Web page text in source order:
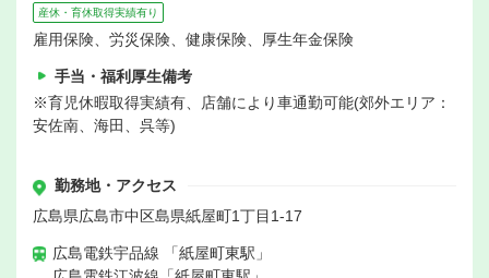
産休・育休取得実績有り
雇用保険、労災保険、健康保険、厚生年金保険
手当・福利厚生備考
※育児休暇取得実績有、店舗により車通勤可能(郊外エリア：
安佐南、海田、呉等)
勤務地・アクセス
広島県広島市中区島県紙屋町1丁目1-17
広島電鉄宇品線 「紙屋町東駅」